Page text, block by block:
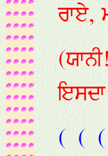
ਰਾਏ,
( ( (